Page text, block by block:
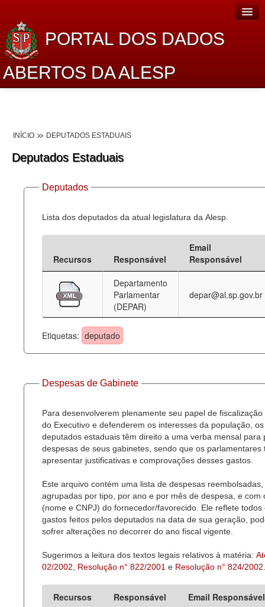
PORTAL DOS DADOS
ABERTOS DA ALESP
Lei de Acesso à Informação
Dados Governamentais Abertos
Planejamento
Catálogo de dados
Processo Legislativo
Deputados Estaduais
Administração
Legislação
Agenda
Perguntas frequentes
INÍCIO DEPUTADOS ESTADUAIS
Deputados Estaduais
Deputados
Lista dos deputados da atual legislatura da Alesp.
Recursos Responsável
Email
Responsável
Departamento
Parlamentar
(DEPAR)
depar@al.sp.gov.br
Etiquetas: deputado
Despesas de Gabinete
Para desenvolverem plenamente seu papel de fiscalização
do Executivo e defenderem os interesses da população, os
deputados estaduais têm direito a uma verba mensal para
despesas de seus gabinetes, sendo que os parlamentares
apresentar justificativas e comprovações desses gastos.
Este arquivo contém uma lista de despesas reembolsadas,
agrupadas por tipo, por ano e por mês de despesa, e com
(nome e CNPJ) do fornecedor/favorecido. Ele reflete todos
gastos feitos pelos deputados na data de sua geração,
sofrer alterações no decorrer do ano fiscal vigente.
Sugerimos a leitura dos textos legais relativos à matéria:
02/2002
Resolução n° 822/2001 e Resolução n° 824/2002
Recursos Responsável
Email Responsável